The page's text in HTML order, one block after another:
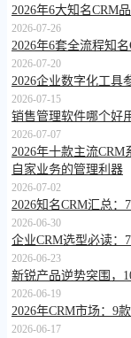
2026年6大知名CRM
2026-07-26
2026年6套全流程知
2026-07-20
2026企业数字化工具
2026-07-15
销售管理软件哪个好
2026-07-07
2026年十款主流
自家业务的管理利器
2026-07-02
2026知名CRM汇总
2026-06-30
企业CRM选型必读：
2026-06-23
新锐产品逆势突围，
2026-06-19
2026年CRM市场：9
2026-06-17